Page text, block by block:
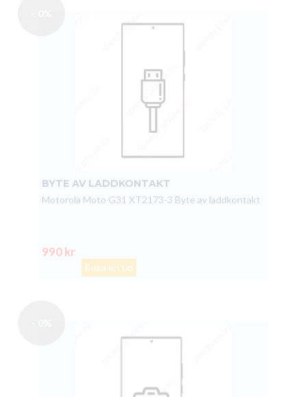
BYTE AV LADDKONTAKT
Motorola Moto G31 XT2173-3 Byte av laddkontakt
990 kr
Boka en tid